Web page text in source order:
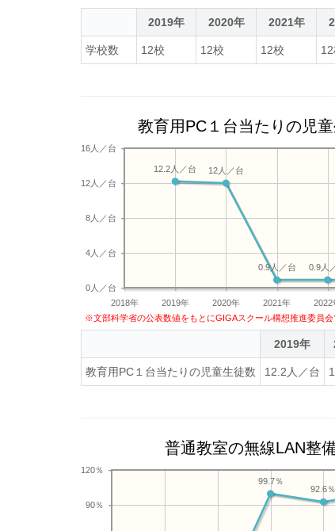
2019年 2020年 2021年
学校数 12校 12校 12校
教育用PC１台当たりの児
2018年 2019年 2020年 2021年 2022
0人／台
4人／台
8人／台
12人／台
16人／台
0.9人
0.9人／台
12人／台
12.2人／台
※文部科学省の公表数値をもとにGIGAスクール構想推進委員
2019年
教育用PC１台当たりの児童生徒数 12.2人／台
普通教室の無線LAN整
90％
120％
92.6％
99.7％